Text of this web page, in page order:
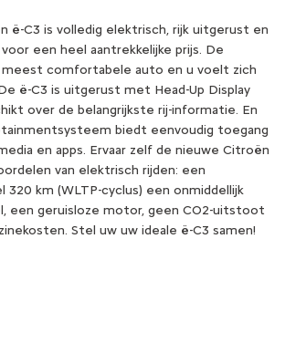
ë-C3 is volledig elektrisch, rijk uitgerust en
een heel aantrekkelijke prijs. De
meest comfortabele auto en u voelt zich
ë-C3 is uitgerust met Head-Up Display
over de belangrijkste rij-informatie. En
biedt eenvoudig toegang
en apps. Ervaar zelf de nieuwe Citroën
van elektrisch rijden: een
km (WLTP-cyclus) een onmiddellijk
een geruisloze motor, geen CO2-uitstoot
Stel uw uw ideale ë-C3 samen!